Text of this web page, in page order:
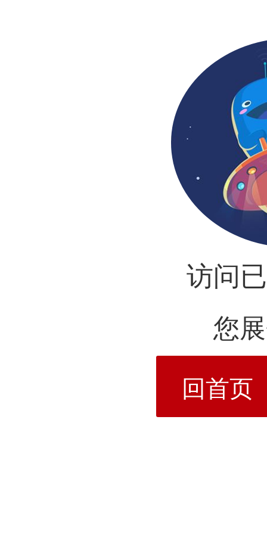
访问
您
回首页